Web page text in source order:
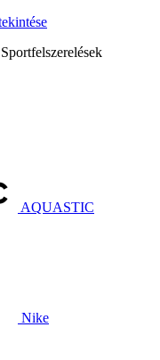
Sportfelszerelések
AQUASTIC
Nike